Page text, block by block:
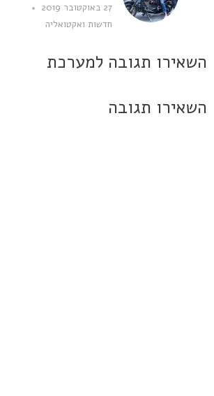
27 באוקטובר 2019
חדשות ואקטואליה
השאירו תגובה למערכת
השאירו תגובה